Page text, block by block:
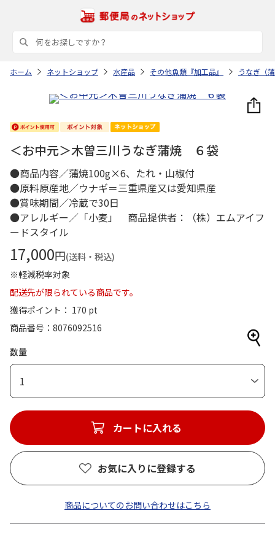
ホーム ネットショップ 水産品 その他魚類『加工品』 うなぎ（
＜お中元＞木曽三川うなぎ蒲焼 ６袋
●商品内容／蒲焼100g×6、たれ・山椒付
●原料原産地／ウナギ＝三重県産又は愛知県産
●賞味期間／冷蔵で30日
●アレルギー／「小麦」 商品提供者：（株）エムアイフ
ードスタイル
17,000円(送料・税込)
※軽減税率対象
配送先が限られている商品です。
獲得ポイント： 170 pt
商品番号
8076092516
数量
1
カートに入れる
お気に入りに登録する
商品についてのお問い合わせはこちら